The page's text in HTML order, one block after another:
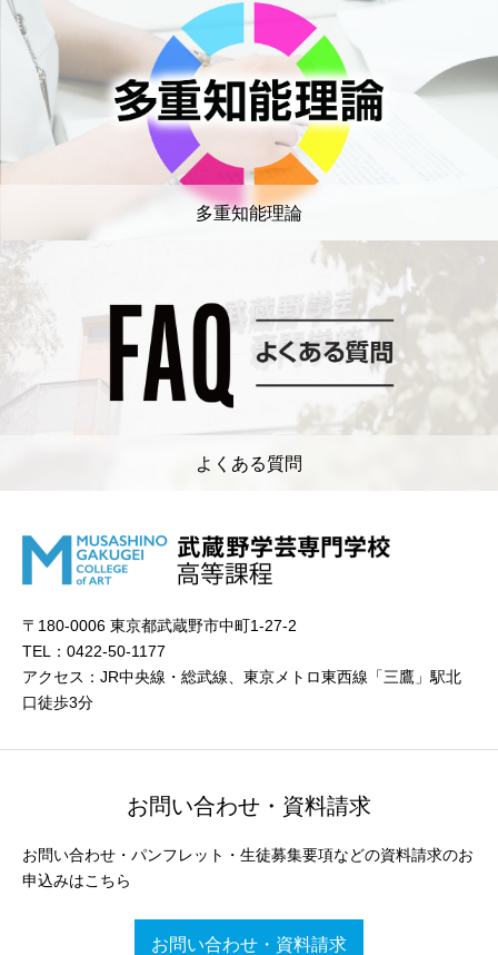
多重知能理論
よくある質問
〒180-0006 東京都武蔵野市中町1-27-2
TEL：0422-50-1177
アクセス：JR中央線・総武線、東京メトロ東西線「三鷹」駅北
口徒歩3分
お問い合わせ・資料請求
お問い合わせ・パンフレット・生徒募集要項などの資料請求のお
申込みはこちら
お問い合わせ・資料請求